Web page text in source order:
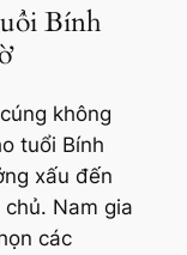
Bính
không
tuổi Bính
xấu đến
Nam gia
các